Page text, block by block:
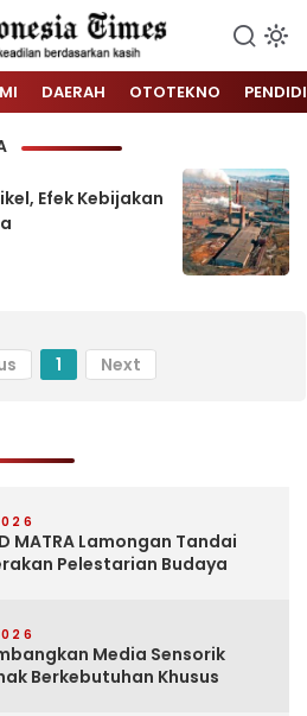
DAERAH OTOTEKNO
Efek Kebijakan
1 Next
MATRA Lamongan Tandai
Pelestarian Budaya
Media Sensorik
Berkebutuhan Khusus